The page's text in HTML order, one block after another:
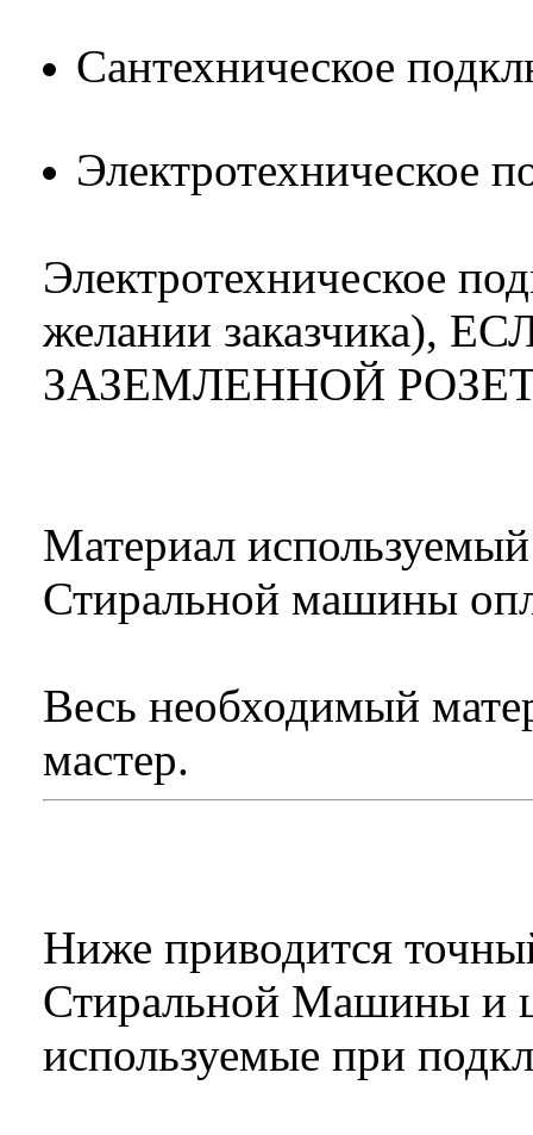
Сантехническое
Электротехническое
Электротехническое
желании заказчика),
ЗАЗЕМЛЕННОЙ
Материал
Стиральной машины
Весь необходимый
мастер.
Ниже приводится
Стиральной Машины и
используемые при